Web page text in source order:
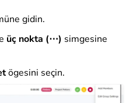
gidin.
üç nokta (⋯) simgesine
ögesini seçin.